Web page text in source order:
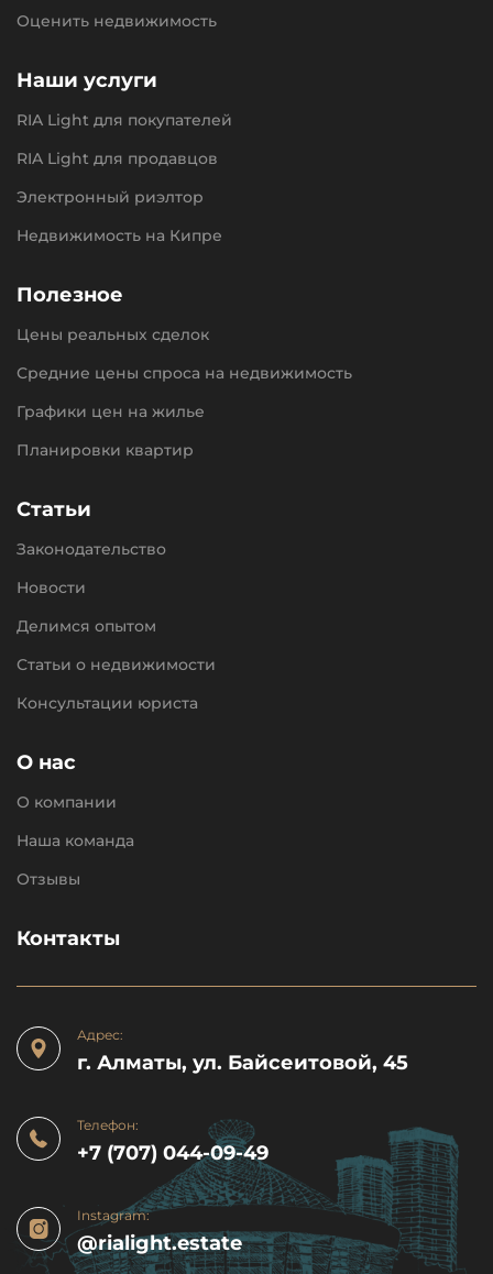
Оценить недвижимость
Наши услуги
RIA Light для покупателей
RIA Light для продавцов
Электронный риэлтор
Недвижимость на Кипре
Полезное
Цены реальных сделок
Средние цены спроса на недвижимость
Графики цен на жилье
Планировки квартир
Статьи
Законодательство
Новости
Делимся опытом
Статьи о недвижимости
Консультации юриста
О нас
О компании
Наша команда
Отзывы
Контакты
Адрес:
г. Алматы, ул. Байсеитовой, 45
Телефон:
+7 (707) 044-09-49
Instagram:
@rialight.estate